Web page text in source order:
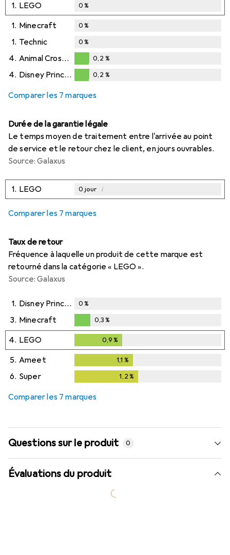
1. LEGO 0%
1. Minecraft 0%
1. Technic 0%
4. Animal Crossing
0,2%
0,2 %
4. Disney Princess 0,2 %
Comparer les 7 marques
Durée de la garantie légale
Le temps moyen de traitement entre l'arrivée au point
de service et le retour chez le client, en jours ouvrables.
Source: Galaxus
1. LEGO 0 jour i
Comparer les 7 marques
Taux de retour
Fréquence à laquelle un produit de cette marque est
retourné dans la catégorie « LEGO ».
Source: Galaxus
1. Disney Princess 0%
3. Minecraft
0,3%
0,3%
4. LEGO 0,9 %
5. Ameet 1,1 %
6. Super 1,2 %
Comparer les 7 marques
Questions sur le produit 0
Évaluations du produit